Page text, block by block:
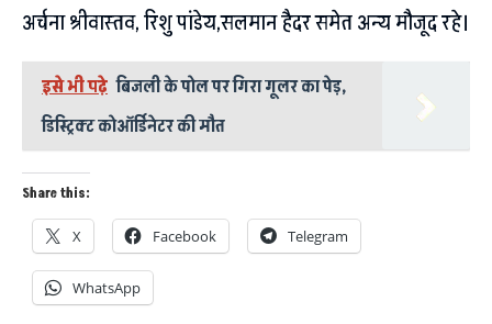
अर्चना श्रीवास्तव, रिशु पांडेय,सलमान हैदर समेत अन्य मौजूद रहे।
इसे भी पढ़े बिजली के पोल पर गिरा गूलर का पेड़,
डिस्ट्रिक्ट कोऑर्डिनेटर की मौत
Share this:
X Facebook Telegram
WhatsApp